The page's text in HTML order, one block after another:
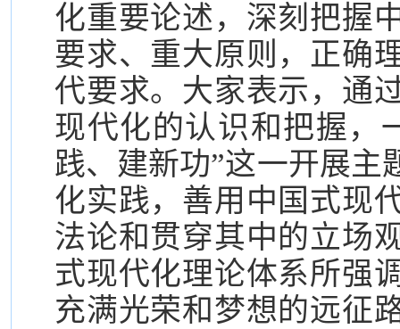
化重要论述，深刻把握
要求、重大原则，正确
代要求。大家表示，通
现代化的认识和把握，
践、建新功”这一开展主
化实践，善用中国式现
法论和贯穿其中的立场
式现代化理论体系所强
充满光荣和梦想的远征